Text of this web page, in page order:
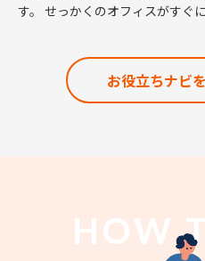
す。 せっかくのオフィスがすぐ
お役立ちナビ
HOW